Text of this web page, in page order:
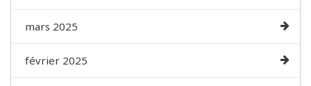
mars 2025
février 2025